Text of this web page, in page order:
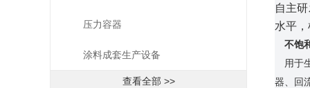
压力容器
涂料成套生产设备
查看全部 >>
自主
水平
不饱
用于
器、回